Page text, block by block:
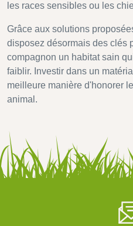
les races sensibles ou les
Grâce aux solutions
disposez désormais des clés
compagnon un habitat sain
faiblir. Investir dans un
meilleure manière d'honorer
animal.